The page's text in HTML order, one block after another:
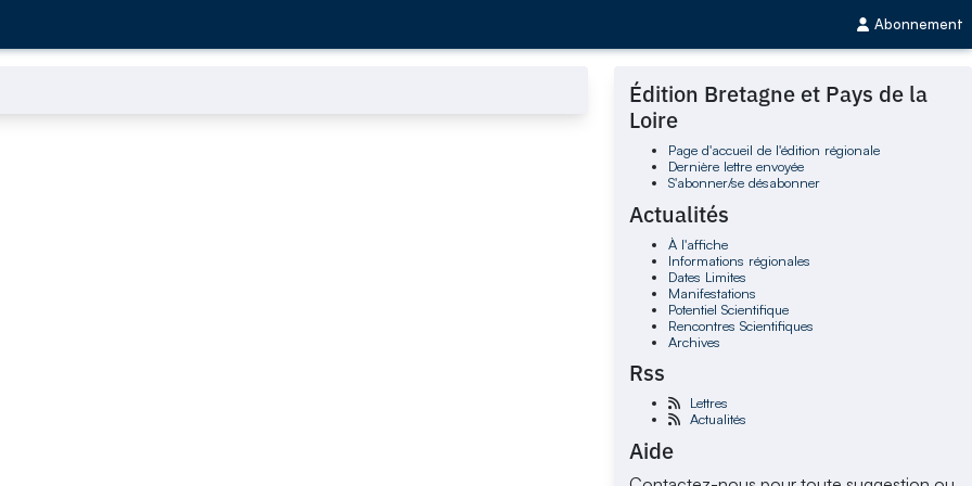
Abonnement
Édition Bretagne et Pays de la
Loire
Page d'accueil de l'édition régionale
Dernière lettre envoyée
S'abonner/se désabonner
Actualités
À l'affiche
Informations régionales
Dates Limites
Manifestations
Potentiel Scientifique
Rencontres Scientifiques
Archives
Rss
Lettres
Actualités
Aide